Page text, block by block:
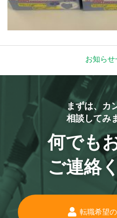
お知らせ
まずは、カ
相談してみ
何でも
ご連絡
転職希望